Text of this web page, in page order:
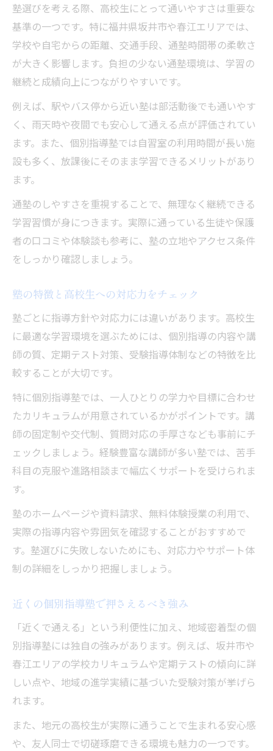
塾選びを考える際、高校生にとって通いやすさは重要な
基準の一つです。特に福井県坂井市や春江エリアでは、
学校や自宅からの距離、交通手段、通塾時間帯の柔軟さ
が大きく影響します。負担の少ない通塾環境は、学習の
継続と成績向上につながりやすいです。
例えば、駅やバス停から近い塾は部活動後でも通いやす
く、雨天時や夜間でも安心して通える点が評価されてい
ます。また、個別指導塾では自習室の利用時間が長い施
設も多く、放課後にそのまま学習できるメリットがあり
ます。
通塾のしやすさを重視することで、無理なく継続できる
学習習慣が身につきます。実際に通っている生徒や保護
者の口コミや体験談も参考に、塾の立地やアクセス条件
をしっかり確認しましょう。
塾の特徴と高校生への対応力をチェック
塾ごとに指導方針や対応力には違いがあります。高校生
に最適な学習環境を選ぶためには、個別指導の内容や講
師の質、定期テスト対策、受験指導体制などの特徴を比
較することが大切です。
特に個別指導塾では、一人ひとりの学力や目標に合わせ
たカリキュラムが用意されているかがポイントです。講
師の固定制や交代制、質問対応の手厚さなども事前にチ
ェックしましょう。経験豊富な講師が多い塾では、苦手
科目の克服や進路相談まで幅広くサポートを受けられま
す。
塾のホームページや資料請求、無料体験授業の利用で、
実際の指導内容や雰囲気を確認することがおすすめで
す。塾選びに失敗しないためにも、対応力やサポート体
制の詳細をしっかり把握しましょう。
近くの個別指導塾で押さえるべき強み
「近くで通える」という利便性に加え、地域密着型の個
別指導塾には独自の強みがあります。例えば、坂井市や
春江エリアの学校カリキュラムや定期テストの傾向に詳
しい点や、地域の進学実績に基づいた受験対策が挙げら
れます。
また、地元の高校生が実際に通うことで生まれる安心感
や、友人同士で切磋琢磨できる環境も魅力の一つです。